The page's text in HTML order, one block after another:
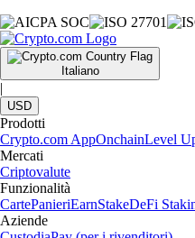
Italiano
|
USD
Prodotti
Crypto.com AppOnchainLevel
Mercati
Criptovalute
Funzionalità
CartePanieriEarnStakeDeFi
Aziende